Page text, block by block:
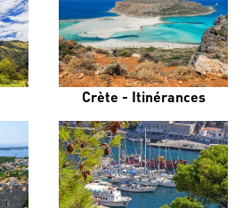
Crète - Itinérances